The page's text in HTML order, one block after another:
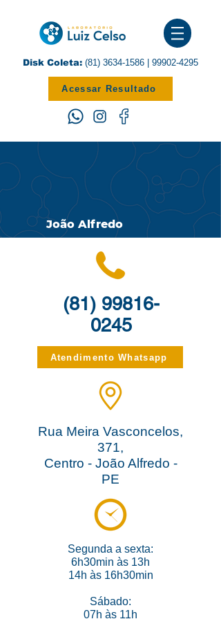
Disk Coleta: (81) 3634-1586 99902-4295
Acessar Resultado
João Alfredo
(81) 99816-
0245
Atendimento Whatsapp
Rua Meira Vasconcelos,
371,
Centro - João Alfredo -
PE
Segunda a sexta:
6h30min às 13h
14h às 16h30min
Sábado:
07h às 11h